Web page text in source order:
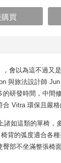
會以為這不過又
與旅法設計師
的研發時間，中間
Vitra 環保且嚴格
諸如這類的單椅，
背的弧度適合各
臀部不坐滿整張椅
買